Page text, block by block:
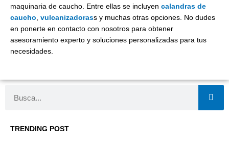
maquinaria de caucho. Entre ellas se incluyen calandras de
caucho, vulcanizadorass y muchas otras opciones. No dudes
en ponerte en contacto con nosotros para obtener
asesoramiento experto y soluciones personalizadas para tus
necesidades.
TRENDING POST